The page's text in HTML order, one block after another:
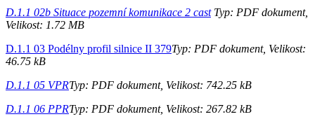
D.1.1 02b Situace pozemní komunikace 2 castTyp: PDF dokument,
Velikost: 1.72 MB
D.1.1 03 Podélny profil silnice II 379Typ: PDF dokument, Velikost:
46.75 kB
D.1.1 05 VPRTyp: PDF dokument, Velikost: 742.25 kB
D.1.1 06 PPRTyp: PDF dokument, Velikost: 267.82 kB